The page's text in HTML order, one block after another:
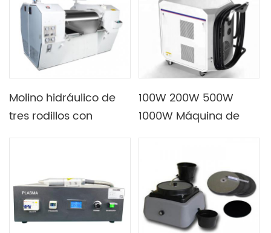
Molino hidráulico de
tres rodillos con
100W 200W 500W
1000W Máquina de